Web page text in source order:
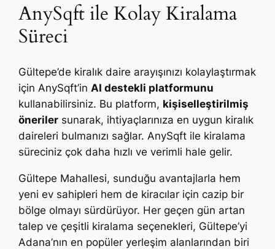
AnySqft ile Kolay Kiralama
Süreci
Gültepe’de kiralık daire arayışınızı kolaylaştırmak
için AnySqft’inAI destekli platformunu
kullanabilirsiniz. Bu platform, kişiselleştirilmiş
öneriler sunarak, ihtiyaçlarınıza en uygun kiralık
daireleri bulmanızı sağlar. AnySqft ile kiralama
süreciniz çok daha hızlı ve verimli hale gelir.
Gültepe Mahallesi, sunduğu avantajlarla hem
yeni ev sahipleri hem de kiracılar için cazip bir
bölge olmayı sürdürüyor. Her geçen gün artan
talep ve çeşitli kiralama seçenekleri, Gültepe’yi
Adana’nın en popüler yerleşim alanlarından biri